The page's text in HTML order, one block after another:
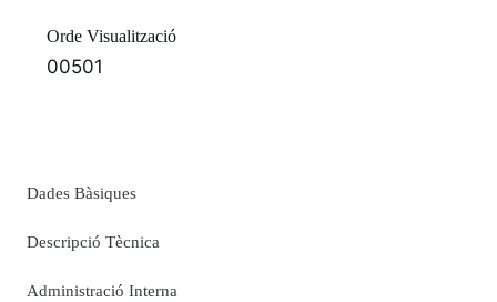
Orde Visualització
00501
Dades Bàsiques
Descripció Tècnica
Administració Interna